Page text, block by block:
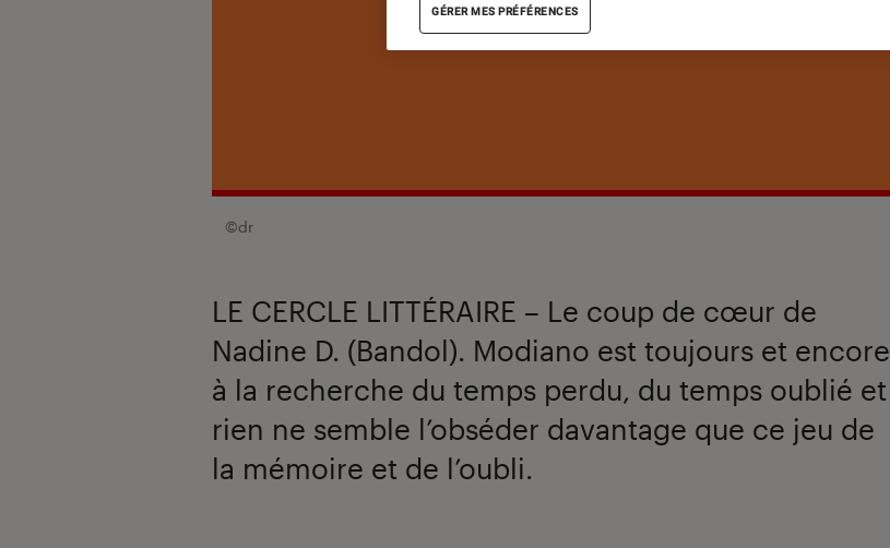
©dr
LE CERCLE LITTÉRAIRE – Le coup de cœur de
Nadine D. (Bandol). Modiano est toujours et encore
à la recherche du temps perdu, du temps oublié et
rien ne semble l’obséder davantage que ce jeu de
la mémoire et de l’oubli.
GÉRER MES PRÉFÉRENCES